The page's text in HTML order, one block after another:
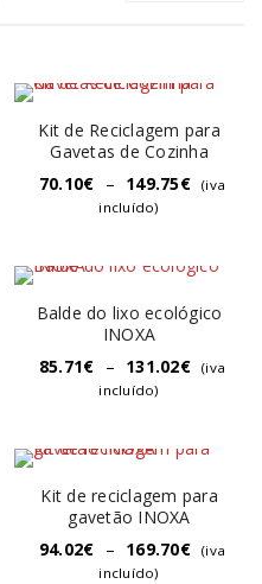
Kit de Reciclagem para
Gavetas de Cozinha
70.10€ – 149.75€
(iva
incluído)
Balde do lixo ecológico
INOXA
85.71€ – 131.02€
(iva
incluído)
Kit de reciclagem para
gavetão INOXA
94.02€ – 169.70€
(iva
incluído)